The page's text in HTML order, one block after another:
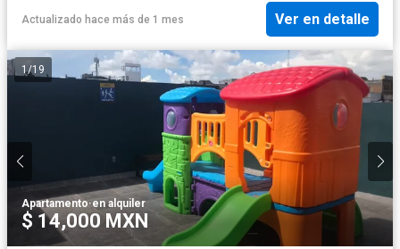
Actualizado hace más de 1 mes Ver en detalle
1/19
Apartamento·en alquiler
$ 14,000 MXN